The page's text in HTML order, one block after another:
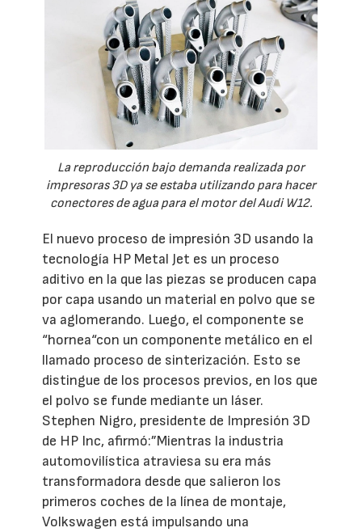
La reproducción bajo demanda realizada por
impresoras 3D ya se estaba utilizando para hacer
conectores de agua para el motor del Audi W12.
El nuevo proceso de impresión 3D usando la
tecnología HP Metal Jet es un proceso
aditivo en la que las piezas se producen capa
por capa usando un material en polvo que se
va aglomerando. Luego, el componente se
“hornea“con un componente metálico en el
llamado proceso de sinterización. Esto se
distingue de los procesos previos, en los que
el polvo se funde mediante un láser.
Stephen Nigro, presidente de Impresión 3D
de HP Inc, afirmó:”Mientras la industria
automovilística atraviesa su era más
transformadora desde que salieron los
primeros coches de la línea de montaje,
Volkswagen está impulsando una